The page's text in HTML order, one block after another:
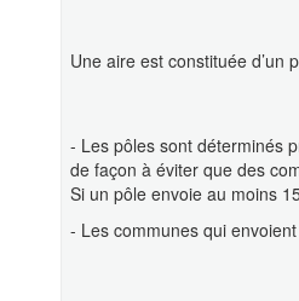
Une aire est constituée d’un
- Les pôles sont déterminés
de façon à éviter que des
Si un pôle envoie au moins
- Les communes qui